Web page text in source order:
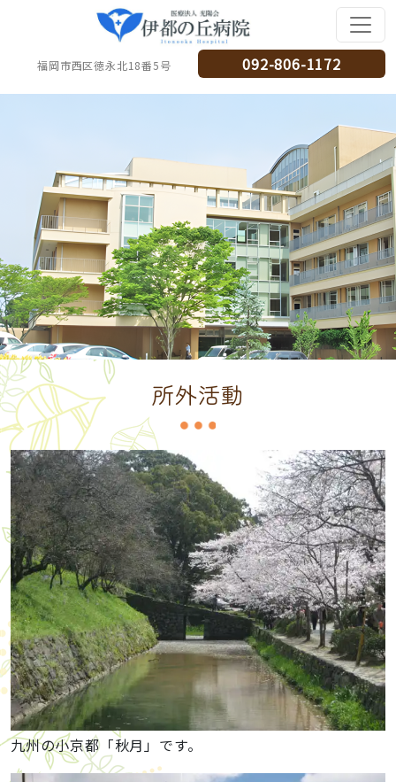
福岡市西区徳永北18番5号 092-806-1172
所外活動
九州の小京都「秋月」です。